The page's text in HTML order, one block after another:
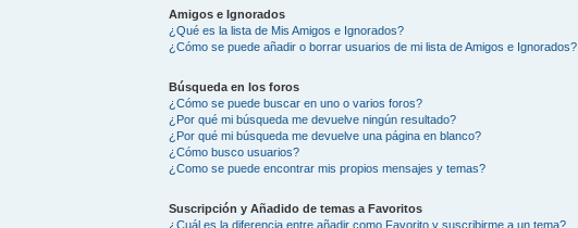
Amigos e Ignorados
¿Qué es la lista de Mis Amigos e Ignorados?
¿Cómo se puede añadir o borrar usuarios de mi lista de Amigos e Ignorados?
Búsqueda en los foros
¿Cómo se puede buscar en uno o varios foros?
¿Por qué mi búsqueda me devuelve ningún resultado?
¿Por qué mi búsqueda me devuelve una página en blanco?
¿Cómo busco usuarios?
¿Como se puede encontrar mis propios mensajes y temas?
Suscripción y Añadido de temas a Favoritos
¿Cuál es la diferencia entre añadir como Favorito y suscribirme a un tema?